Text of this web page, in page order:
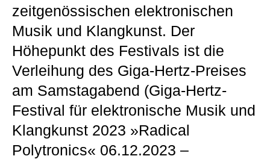
zeitgenössischen elektronischen
Musik und Klangkunst. Der
Höhepunkt des Festivals ist die
Verleihung des Giga-Hertz-Preises
am Samstagabend (Giga-Hertz-
Festival für elektronische Musik und
Klangkunst 2023 »Radical
Polytronics« 06.12.2023 –